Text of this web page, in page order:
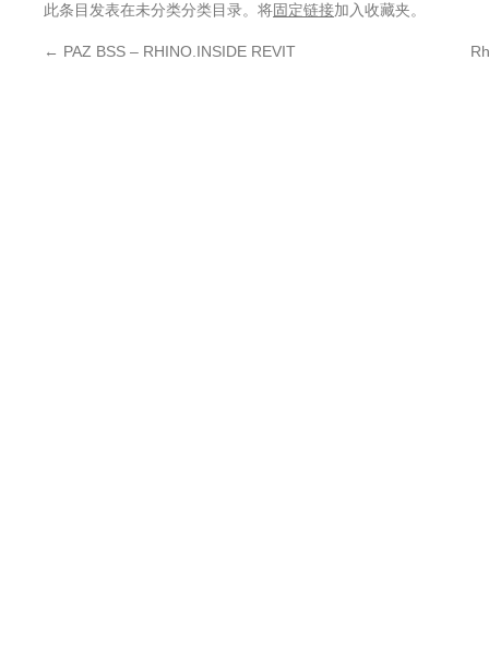
此条目发表在未分类分类目录。将固定链接加入收藏夹。
← PAZ BSS – RHINO.INSIDE REVIT